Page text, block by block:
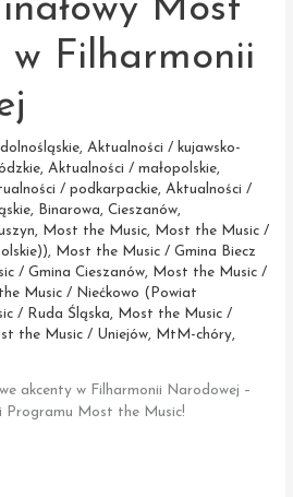
Most
w Filharmonii
,Aktualności / kujawsko-
,Aktualności / małopolskie,
/ podkarpackie,Aktualności /
, Binarowa,Cieszanów,
, Most the Music,
Most the Music /
,
Most the Music / Gmina Biecz
/ Gmina Cieszanów,
Most the Music /
Music / Niećkowo (Powiat
/ Ruda Śląska,
Most the Music /
the Music / Uniejów, MtM-chóry,
akcenty w Filharmonii Narodowej –
Programu Most the Music!